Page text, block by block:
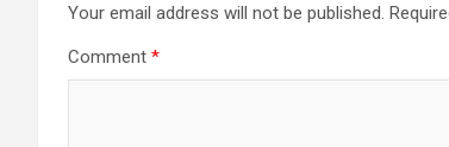
Your email address will not be published.
Comment *